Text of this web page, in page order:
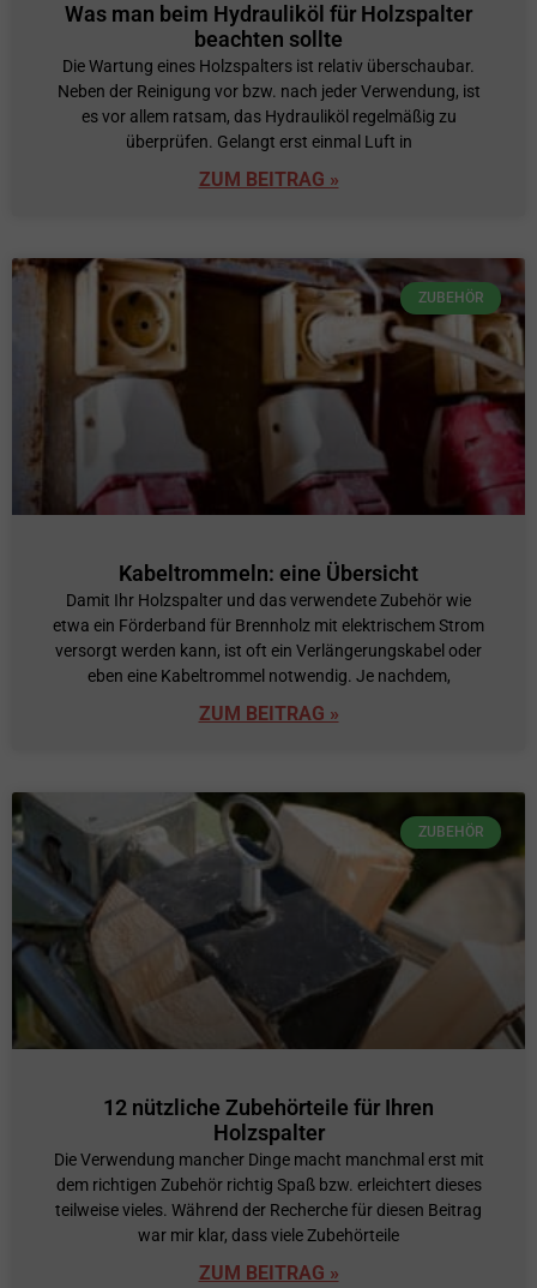
Was man beim Hydrauliköl für Holzspalter
beachten sollte
Die Wartung eines Holzspalters ist relativ überschaubar.
Neben der Reinigung vor bzw. nach jeder Verwendung, ist
es vor allem ratsam, das Hydrauliköl regelmäßig zu
überprüfen. Gelangt erst einmal Luft in
ZUM BEITRAG »
ZUBEHÖR
Kabeltrommeln: eine Übersicht
Damit Ihr Holzspalter und das verwendete Zubehör wie
etwa ein Förderband für Brennholz mit elektrischem Strom
versorgt werden kann, ist oft ein Verlängerungskabel oder
eben eine Kabeltrommel notwendig. Je nachdem,
ZUM BEITRAG »
ZUBEHÖR
12 nützliche Zubehörteile für Ihren
Holzspalter
Die Verwendung mancher Dinge macht manchmal erst mit
dem richtigen Zubehör richtig Spaß bzw. erleichtert dieses
teilweise vieles. Während der Recherche für diesen Beitrag
war mir klar, dass viele Zubehörteile
ZUM BEITRAG »